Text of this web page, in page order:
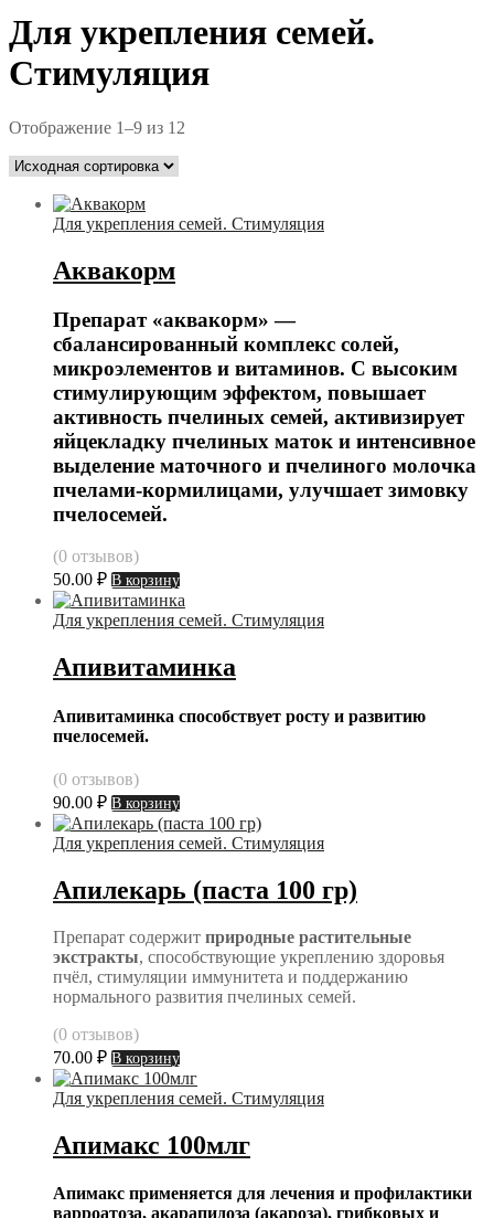
Для укрепления семей.
Стимуляция
Отображение 1–9 из 12
Для укрепления семей. Стимуляция
Аквакорм
Препарат «аквакорм» —
сбалансированный комплекс солей,
микроэлементов и витаминов. С высоким
стимулирующим эффектом, повышает
активность пчелиных семей, активизирует
яйцекладку пчелиных маток и интенсивное
выделение маточного и пчелиного молочка
пчелами-кормилицами, улучшает зимовку
пчелосемей.
(0 отзывов)
50.00 ₽ В корзину
Для укрепления семей. Стимуляция
Апивитаминка
Апивитаминка способствует росту и развитию
пчелосемей.
(0 отзывов)
90.00 ₽ В корзину
Для укрепления семей. Стимуляция
Апилекарь (паста 100 гр)
Препарат содержит природные растительные
экстракты, способствующие укреплению здоровья
пчёл, стимуляции иммунитета и поддержанию
нормального развития пчелиных семей.
(0 отзывов)
70.00 ₽ В корзину
Для укрепления семей. Стимуляция
Апимакс 100млг
Апимакс применяется для лечения и профилактики
варроатоза, акарапидоза (акароза), грибковых и